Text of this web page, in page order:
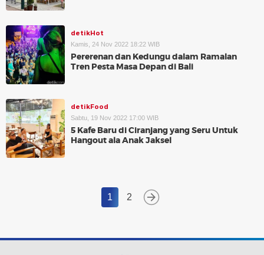
detikHot
Kamis, 24 Nov 2022 18:22 WIB
Pererenan dan Kedungu dalam Ramalan
Tren Pesta Masa Depan di Bali
detikFood
Sabtu, 19 Nov 2022 17:00 WIB
5 Kafe Baru di Ciranjang yang Seru Untuk
Hangout ala Anak Jaksel
1 2